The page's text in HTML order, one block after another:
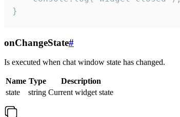
}
onChangeState#
Is executed when chat window state has changed.
Name Type
Description
state
string Current widget state